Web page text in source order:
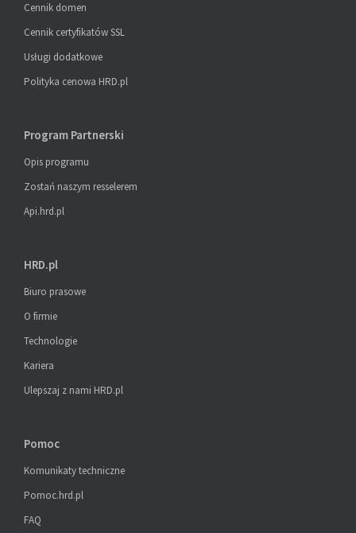
Cennik domen
Cennik certyfikatów SSL
Usługi dodatkowe
Polityka cenowa HRD.pl
Program Partnerski
Opis programu
Zostań naszym resselerem
Api.hrd.pl
HRD.pl
Biuro prasowe
O firmie
Technologie
Kariera
Ulepszaj z nami HRD.pl
Pomoc
Komunikaty techniczne
Pomoc.hrd.pl
FAQ